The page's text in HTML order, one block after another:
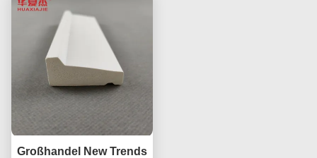
Großhandel New Trends